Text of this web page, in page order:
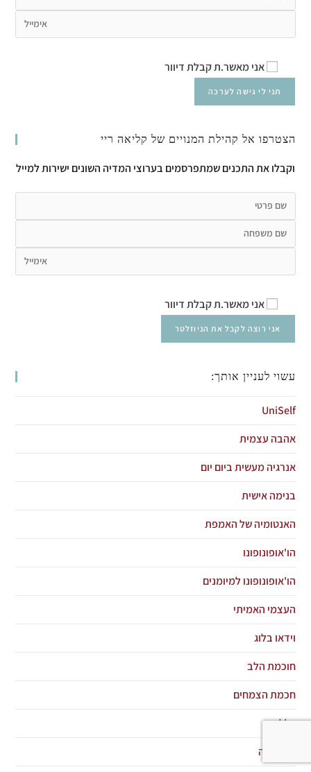
אני מאשר.ת קבלת דיוור
הצטרפו אל קהילת המנויים של קליאה ריי
וקבלו את התכנים שמתפרסמים בערוצי המדיה השונים ישירות למייל
אני מאשר.ת קבלת דיוור
עשוי לעניין אותך:
UniSelf
אהבה עצמית
אנרגיה מעשית ביום יום
בנימה אישית
האנטומיה של האמפת
הו'אופונופונו
הו'אופונופונו למיומנים
העצמי האמיתי
וידאו בלוג
חוכמת הלב
חכמת הצמחים
כללי
מדיטציה